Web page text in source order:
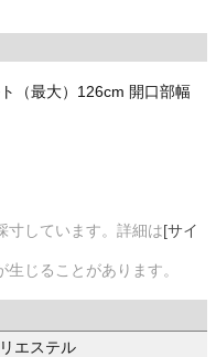
（最大）126cm 開口部幅
寸しています。詳細は[サイ
じることがあります。
エステル